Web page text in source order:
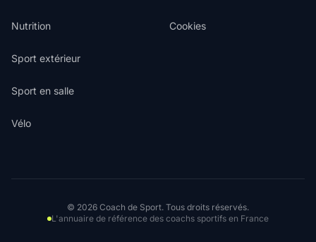
Nutrition
Sport extérieur
Sport en salle
Vélo
Cookies
© 2026 Coach de Sport. Tous droits réservés.
L'annuaire de référence des coachs sportifs en France